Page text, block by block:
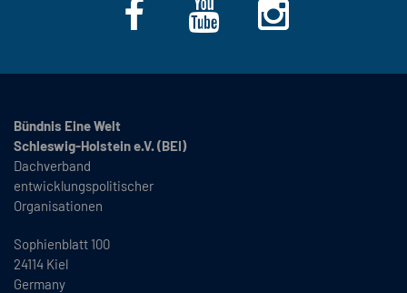
Bündnis Eine Welt
Schleswig-Holstein e.V. (BEI)
Dachverband
entwicklungspolitischer
Organisationen
Sophienblatt 100
24114 Kiel
Germany